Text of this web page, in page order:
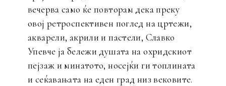
вечерва само ќе повторам дека преку
овој ретроспективен поглед на цртежи,
акварели, акрили и пастели, Славко
Упевче ја бележи душата на охридскиот
пејзаж и минатото, носејќи ги топлината
и сеќавањата на еден град низ вековите.